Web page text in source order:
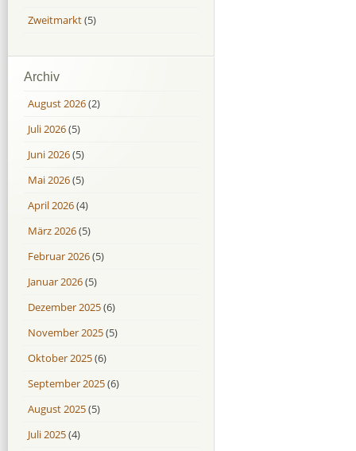
Zweitmarkt(5)
Archiv
August 2026(2)
Juli 2026(5)
Juni 2026(5)
Mai 2026(5)
April 2026(4)
März 2026(5)
Februar 2026(5)
Januar 2026(5)
Dezember 2025(6)
November 2025(5)
Oktober 2025(6)
September 2025(6)
August 2025(5)
Juli 2025(4)